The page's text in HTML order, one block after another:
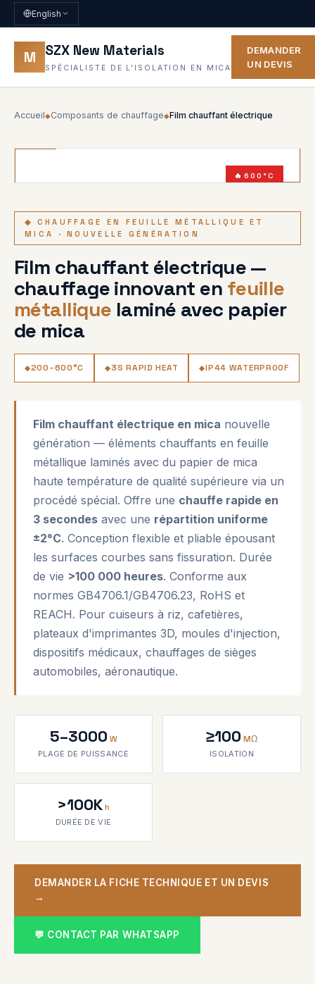
English
M SZX New Materials
SPÉCIALISTE DE L'ISOLATION EN MICA
DEMANDER
UN DEVIS
Accueil◆Composants de chauffage◆Film chauffant électrique
600°C
◆ CHAUFFAGE EN FEUILLE MÉTALLIQUE ET
MICA · NOUVELLE GÉNÉRATION
Film chauffant électrique —
chauffage innovant en feuille
métallique laminé avec papier
de mica
200–600°C 3S RAPID HEAT IP44 WATERPROOF
Film chauffant électrique en mica nouvelle
génération — éléments chauffants en feuille
métallique laminés avec du papier de mica
haute température de qualité supérieure via un
procédé spécial. Offre une chauffe rapide en
3 secondes avec une répartition uniforme
±2°C. Conception flexible et pliable épousant
les surfaces courbes sans fissuration. Durée
de vie >100 000 heures. Conforme aux
normes GB4706.1/GB4706.23, RoHS et
REACH. Pour cuiseurs à riz, cafetières,
plateaux d'imprimantes 3D, moules d'injection,
dispositifs médicaux, chauffages de sièges
automobiles, aéronautique.
5–3000 W
PLAGE DE PUISSANCE
≥100 MΩ
ISOLATION
>100Kh
DURÉE DE VIE
DEMANDER LA FICHE TECHNIQUE ET UN DEVIS
→
💬 CONTACT PAR WHATSAPP